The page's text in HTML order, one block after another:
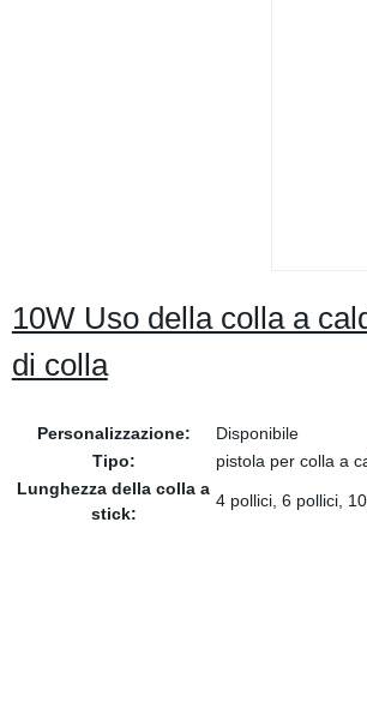
10W Uso della colla a
di colla
Personalizzazione:
Disponibile
Tipo:
pistola per colla a
Lunghezza della colla a
stick:
4 pollici, 6 pollici,